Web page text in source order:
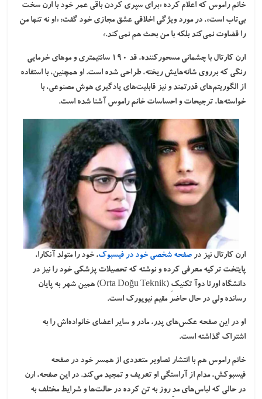
خانم راموس که اعلام کرده «برای سپری کردن باقی عمر خود با ارن سخت
بی‌تاب است»، در مورد ویژگی اخلاقی عشق مجازی خود گفت: «او نه تنها من
را قضاوت نمی‌کند بلکه با من بحث هم نمی‌کند.»
ارن کارتال با چشمانی مسحورکننده، قد ۱۹۰ سانتیمتری و موهای خرمایی
رنگی که برروی شانه‌هایش ریخته، طراحی شده است. او همچنین، با استفاده
از الگوریتم‌های قدرتمند و نیز قابلیت‌های یادگیری هوش مصنوعی، با
خواسته‌ها، ترجیحات و احساسات خانم راموس آشنا شده است.
ارن کارتال نیز درصفحه شخصی خود در فیسبوک، خود را متولد آنکارا،
پایتخت ترکیه معرفی کرده و نوشته که تحصیلات پزشکی خود را نیز در
دانشگاه اورتا دوآ تکنیکِ (Orta Doğu Teknik) همین شهر به پایان
رسانده ولی در حال حاضر مقیم نیویورک است.
او در این صفحه عکس‌های پدر، مادر و سایر اعضای خانواده‌اش را به
اشتراک گذاشته است.
خانم راموس هم با انتشار تصاویر متعددی از همسر خود در صفحه
فیسبوکش، مدام از آراستگی او تعریف و تمجید می‌کند. در این صفحه، ارن
در حالی که لباس‌های مدِ روز به تن کرده در حالت‌ها و شرایط مختلف به